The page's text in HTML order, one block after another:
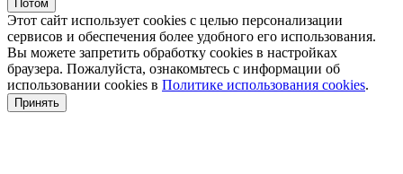
Потом
Этот сайт использует cookies с целью персонализации
сервисов и обеспечения более удобного его использования.
Вы можете запретить обработку cookies в настройках
браузера. Пожалуйста, ознакомьтесь с информации об
использовании cookies в Политике использования cookies.
Принять